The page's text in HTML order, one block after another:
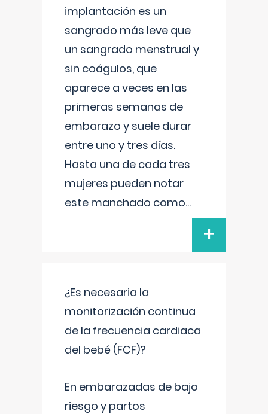
implantación es un
sangrado más leve que
un sangrado menstrual y
sin coágulos, que
aparece a veces en las
primeras semanas de
embarazo y suele durar
entre uno y tres días.
Hasta una de cada tres
mujeres pueden notar
este manchado como...
+
¿Es necesaria la
monitorización continua
de la frecuencia cardiaca
del bebé (FCF)?
En embarazadas de bajo
riesgo y partos